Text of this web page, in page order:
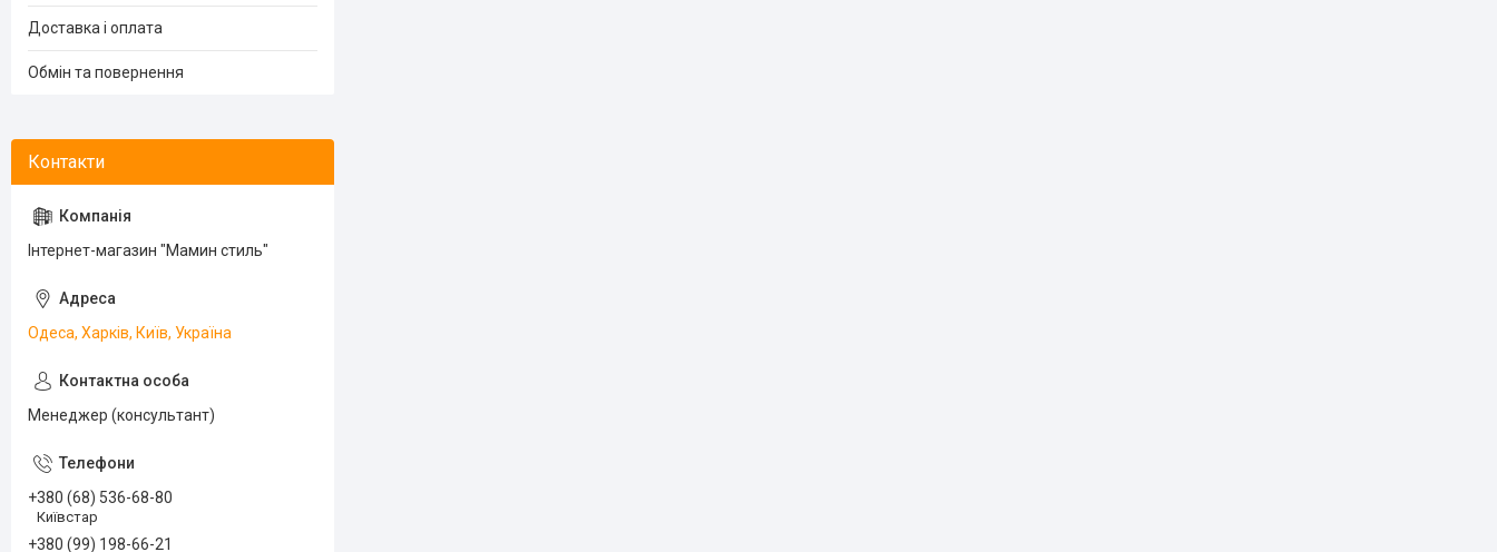
Доставка і оплата
Обмін та повернення
Інтернет-магазин "Мамин стиль"
Одеса, Харків, Київ, Україна
Менеджер (консультант)
+380 (68) 536-68-80
Київстар
+380 (99) 198-66-21